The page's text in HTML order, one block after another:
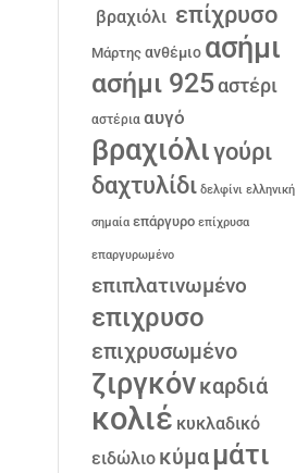
βραχιόλι επίχρυσο
Μάρτης ανθέμιο ασήμι
ασήμι 925αστέρι
αστέρια αυγό
βραχιόλιγούρι
δαχτυλίδι δελφίνι ελληνική
σημαία επάργυρο επίχρυσα
επαργυρωμένο
επιπλατινωμένο
επιχρυσο
επιχρυσωμένο
ζιργκόνκαρδιά
κολιέ κυκλαδικό
ειδώλιο κύμα μάτι